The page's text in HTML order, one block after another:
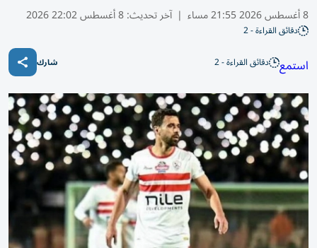
8 أغسطس 2026 21:55 مساء | آخر تحديث:8 أغسطس 22:02 2026
دقائق القراءة - 2
استمع دقائق القراءة - 2 شارك